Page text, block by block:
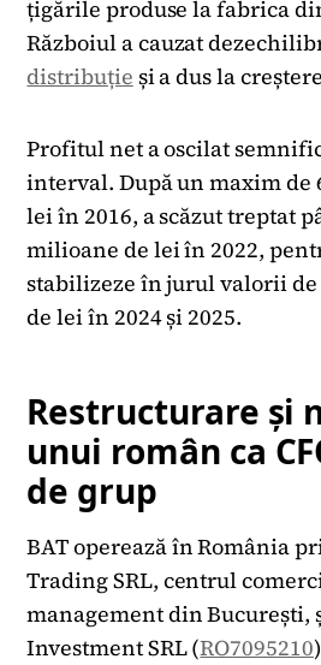
țigările produse la fabrica
Războiul a cauzat
distribuție și a dus la
Profitul net a oscilat
interval. După un maxim de
lei în 2016, a scăzut treptat
milioane de lei în 2022,
stabilizeze în jurul valorii de
de lei în 2024 și 2025.
Restructurare și
unui român ca
de grup
BAT operează în România
Trading SRL, centrul
management din București,
Investment SRL (RO7095210